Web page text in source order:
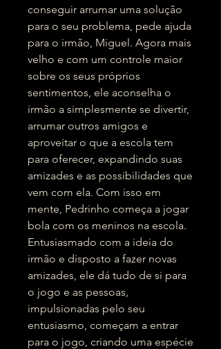
conseguir arrumar uma solução
para o seu problema, pede ajuda
para o irmão, Miguel. Agora mais
velho e com um controle maior
sobre os seus próprios
sentimentos, ele aconselha o
irmão a simplesmente se divertir,
arrumar outros amigos e
aproveitar o que a escola tem
para oferecer, expandindo suas
amizades e as possibilidades que
vem com ela. Com isso em
mente, Pedrinho começa a jogar
bola com os meninos na escola.
Entusiasmado com a ideia do
irmão e disposto a fazer novas
amizades, ele dá tudo de si para
o jogo e as pessoas,
impulsionadas pelo seu
entusiasmo, começam a entrar
para o jogo, criando uma espécie